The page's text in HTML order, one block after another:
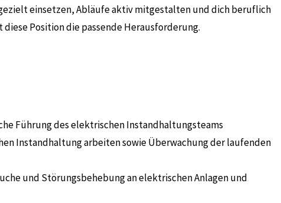
einsetzen, Abläufe aktiv mitgestalten und dich beruflich
Position die passende Herausforderung.
Führung des elektrischen Instandhaltungsteams
Instandhaltung arbeiten sowie Überwachung der laufenden
und Störungsbehebung an elektrischen Anlagen und